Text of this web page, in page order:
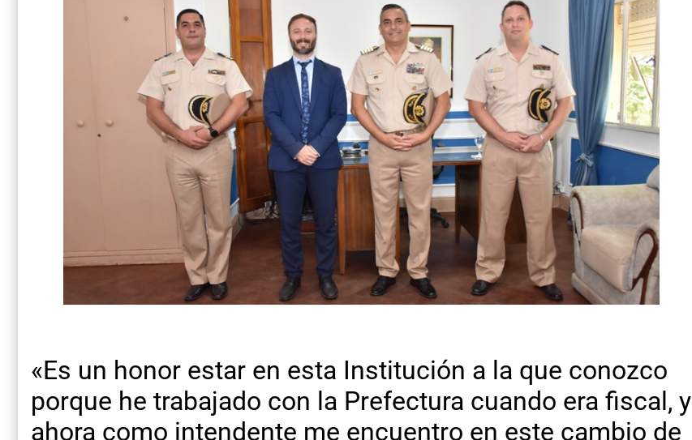
«Es un honor estar en esta Institución a la que conozco
porque he trabajado con la Prefectura cuando era fiscal, y
ahora como intendente me encuentro en este cambio de